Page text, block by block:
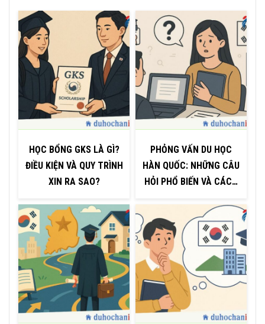
HỌC BỔNG GKS LÀ GÌ?
ĐIỀU KIỆN VÀ QUY TRÌNH
XIN RA SAO?
PHỎNG VẤN DU HỌC
HÀN QUỐC: NHỮNG CÂU
HỎI PHỔ BIẾN VÀ CÁCH